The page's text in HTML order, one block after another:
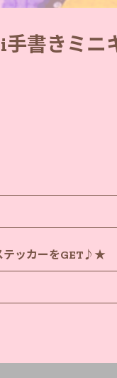
書きミニ
テッカーをGET♪★